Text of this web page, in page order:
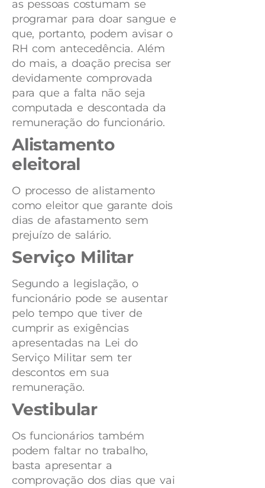
as pessoas costumam se
programar para doar sangue e
que, portanto, podem avisar o
RH com antecedência. Além
do mais, a doação precisa ser
devidamente comprovada
para que a falta não seja
computada e descontada da
remuneração do funcionário.
Alistamento
eleitoral
O processo de alistamento
como eleitor que garante dois
dias de afastamento sem
prejuízo de salário.
Serviço Militar
Segundo a legislação, o
funcionário pode se ausentar
pelo tempo que tiver de
cumprir as exigências
apresentadas na Lei do
Serviço Militar sem ter
descontos em sua
remuneração.
Vestibular
Os funcionários também
podem faltar no trabalho,
basta apresentar a
comprovação dos dias que vai